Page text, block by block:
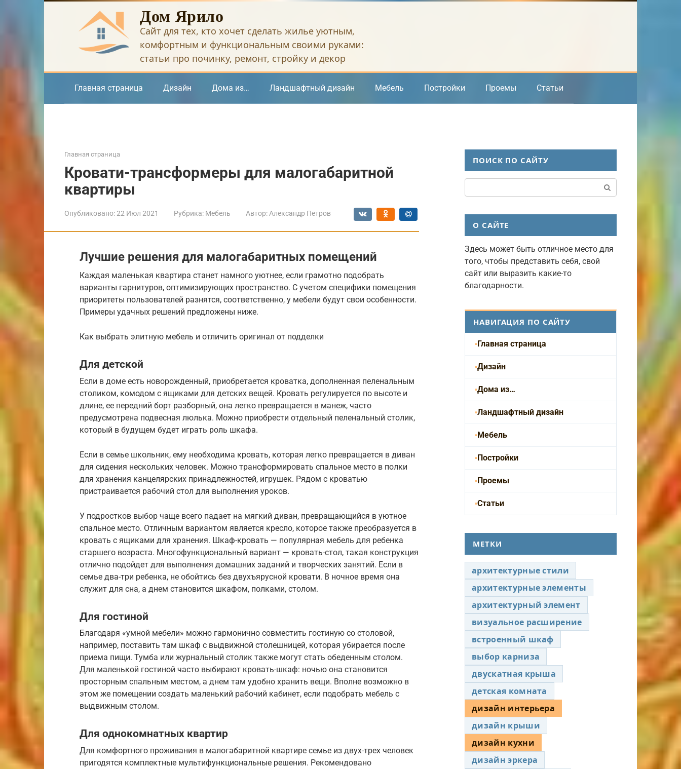
Дом Ярило
Сайт для тех, кто хочет сделать жилье уютным,
комфортным и функциональным своими руками:
статьи про починку, ремонт, стройку и декор
Главная страница Дизайн Дома из… Ландшафтный дизайн Мебель Постройки Проемы Статьи
Главная страница
Кровати-трансформеры для малогабаритной
квартиры
Опубликовано:22 Июл 2021 Рубрика: Мебель Автор: Александр Петров
Лучшие решения для малогабаритных помещений
Каждая маленькая квартира станет намного уютнее, если грамотно подобрать
варианты гарнитуров, оптимизирующих пространство. С учетом специфики помещения
приоритеты пользователей разнятся, соответственно, у мебели будут свои особенности.
Примеры удачных решений предложены ниже.
Как выбрать элитную мебель и отличить оригинал от подделки
Для детской
Если в доме есть новорожденный, приобретается кроватка, дополненная пеленальным
столиком, комодом с ящиками для детских вещей. Кровать регулируется по высоте и
длине, ее передний борт разборный, она легко превращается в манеж, часто
предусмотрена подвесная люлька. Можно приобрести отдельный пеленальный столик,
который в будущем будет играть роль шкафа.
Если в семье школьник, ему необходима кровать, которая легко превращается в диван
для сидения нескольких человек. Можно трансформировать спальное место в полки
для хранения канцелярских принадлежностей, игрушек. Рядом с кроватью
пристраивается рабочий стол для выполнения уроков.
У подростков выбор чаще всего падает на мягкий диван, превращающийся в уютное
спальное место. Отличным вариантом является кресло, которое также преобразуется в
кровать с ящиками для хранения. Шкаф-кровать — популярная мебель для ребенка
старшего возраста. Многофункциональный вариант — кровать-стол, такая конструкция
отлично подойдет для выполнения домашних заданий и творческих занятий. Если в
семье два-три ребенка, не обойтись без двухъярусной кровати. В ночное время она
служит для сна, а днем становится шкафом, полками, столом.
Для гостиной
Благодаря «умной мебели» можно гармонично совместить гостиную со столовой,
например, поставить там шкаф с выдвижной столешницей, которая убирается после
приема пищи. Тумба или журнальный столик также могут стать обеденным столом.
Для маленькой гостиной часто выбирают кровать-шкаф: ночью она становится
просторным спальным местом, а днем там удобно хранить вещи. Вполне возможно в
этом же помещении создать маленький рабочий кабинет, если подобрать мебель с
выдвижным столом.
Для однокомнатных квартир
Для комфортного проживания в малогабаритной квартире семье из двух-трех человек
пригодятся комплектные мультифункциональные решения. Рекомендовано
ПОИСК ПО САЙТУ
О САЙТЕ
Здесь может быть отличное место для
того, чтобы представить себя, свой
сайт или выразить какие-то
благодарности.
НАВИГАЦИЯ ПО САЙТУ
Главная страница
Дизайн
Дома из…
Ландшафтный дизайн
Мебель
Постройки
Проемы
Статьи
МЕТКИ
архитектурные стили
архитектурные элементы
архитектурный элемент
визуальное расширение
встроенный шкаф
выбор карниза
двускатная крыша
детская комната
дизайн интерьера
дизайн крыши
дизайн кухни
дизайн эркера